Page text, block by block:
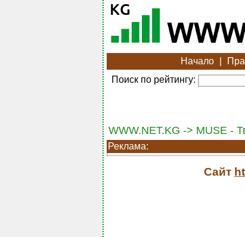
Начало
Поиск по рейтингу:
WWW.NET.KG -> MUSE -
Реклама:
Сайт